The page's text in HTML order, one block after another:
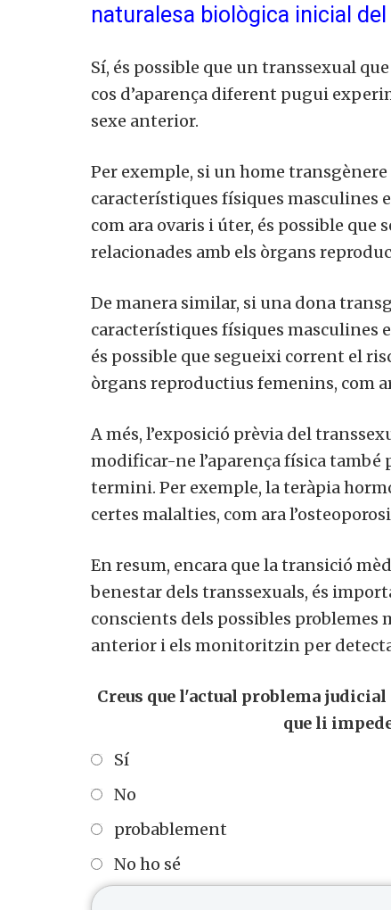
naturalesa biològica inicial
Sí, és possible que un transsexual
cos d’aparença diferent pugui
sexe anterior.
Per exemple, si un home
característiques físiques masculines
com ara ovaris i úter, és possible
relacionades amb els òrgans
De manera similar, si una dona
característiques físiques masculines
és possible que segueixi corrent el
òrgans reproductius femenins, com
A més, l’exposició prèvia del
modificar-ne l’aparença física
termini. Per exemple, la teràpia
certes malalties, com ara
En resum, encara que la transició
benestar dels transsexuals, és
conscients dels possibles problemes
anterior i els monitoritzin per
Creus que l'actual problema
que li
Sí
No
probablement
No ho sé